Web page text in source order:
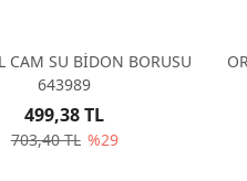
CAM SU BİDON BORUSU
643989
703,40 TL %29
499,38 TL